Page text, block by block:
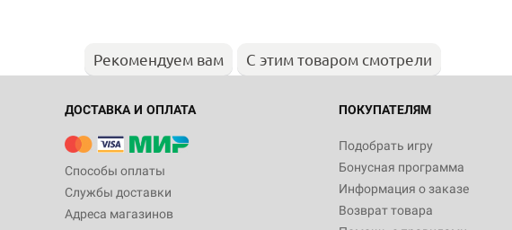
Рекомендуем вам С этим товаром смотрели
ДОСТАВКА И ОПЛАТА
Способы оплаты
Службы доставки
Адреса магазинов
ПОКУПАТЕЛЯМ
Подобрать игру
Бонусная программа
Информация о заказе
Возврат товара